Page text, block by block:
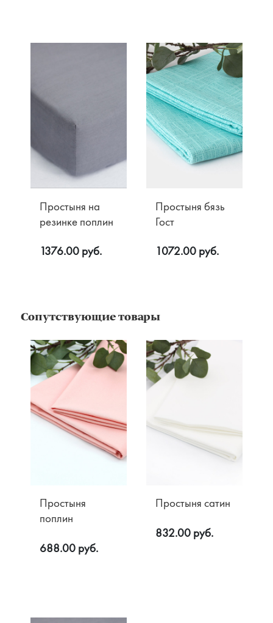
Доставка
Контакты
Возврат
Простыня на
резинке поплин
1376.00 руб.
Простыня бязь
Гост
1072.00 руб.
Сопутствующие товары
Простыня
поплин
688.00 руб.
Простыня сатин
832.00 руб.